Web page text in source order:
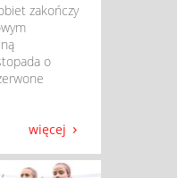
zakończy
o
więcej